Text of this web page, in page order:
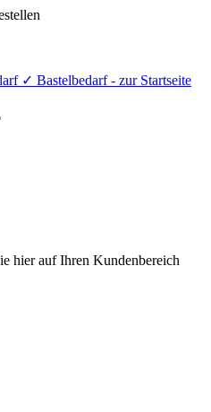
hier auf Ihren Kundenbereich